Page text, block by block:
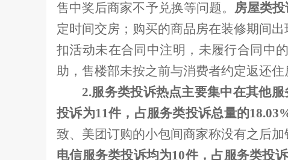
售中奖后商家不予兑换等问题。 房屋类投
定时间交房；购买的商品房在装修期间
扣活动未在合同中注明，未履行合同中
助，售楼部未按之前与消费者约定返还
2.服务类投诉热点主要集中在其他
投诉为11件，占服务类投诉总量的
致、美团订购的小包间商家称没有之后
电信服务类投诉均为10件，占服务类投